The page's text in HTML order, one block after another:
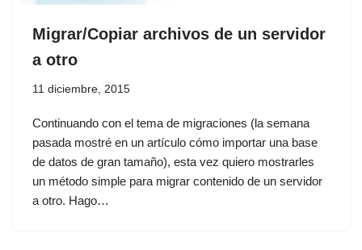
Migrar/Copiar archivos de un servidor
a otro
11 diciembre, 2015
Continuando con el tema de migraciones (la semana
pasada mostré en un artículo cómo importar una base
de datos de gran tamaño), esta vez quiero mostrarles
un método simple para migrar contenido de un servidor
a otro. Hago…